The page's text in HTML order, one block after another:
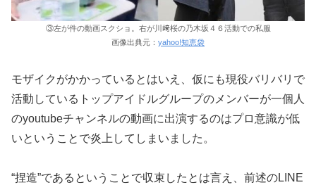
③左が件の動画スクショ。右が川﨑桜の乃木坂４６活動での私服
画像出典元： yahoo!知恵袋
モザイクがかかっているとはいえ、仮にも現役バリバリで
活動しているトップアイドルグループのメンバーが一個人
のyoutubeチャンネルの動画に出演するのはプロ意識が低
いということで炎上してしまいました。
“捏造”であるということで収束したとは言え、前述のLINE